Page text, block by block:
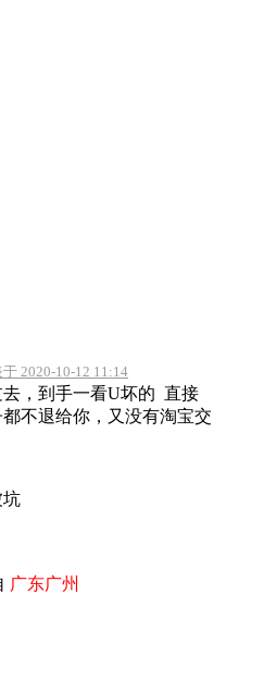
2020-10-12 11:14
，到手一看U坏的 直接
不退给你，又没有淘宝交
坑
广东广州